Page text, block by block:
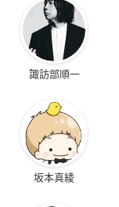
諏訪部順一
坂本真綾